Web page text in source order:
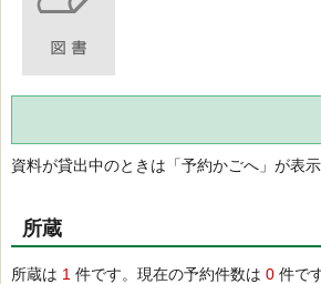
資料が貸出中のときは「予約かごへ」が表
所蔵
所蔵は 1 件です。現在の予約件数は 0 件で